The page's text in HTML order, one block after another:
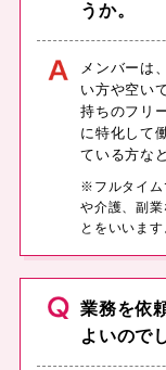
うか。
メンバーは
い⽅や空い
持ちのフリ
に特化して
ている⽅な
※フルタイム
や介護、副
とをいいます
業務を依
よいので